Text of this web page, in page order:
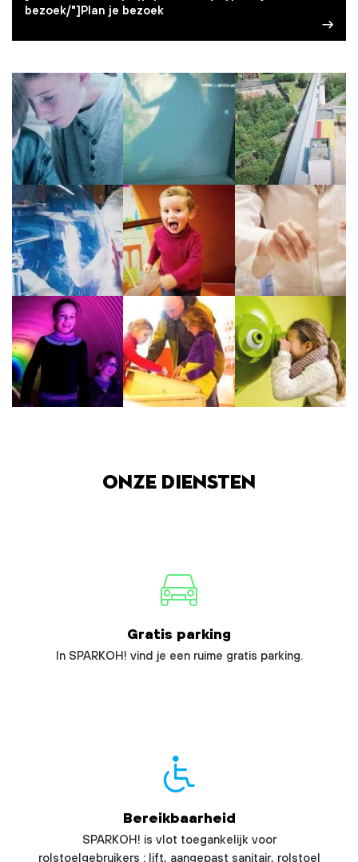
bezoek/"]Plan je bezoek
Onze diensten
Gratis parking
In SPARKOH! vind je een ruime gratis parking.
Bereikbaarheid
SPARKOH! is vlot toegankelijk voor
rolstoelgebruikers : lift, aangepast sanitair, rolstoel